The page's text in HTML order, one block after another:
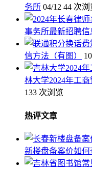
务所 04/12 44 次浏
事务所最新招聘信
信方法（有图）
林大学2024年工
133 次浏览
热评文章
新楼盘备案价如